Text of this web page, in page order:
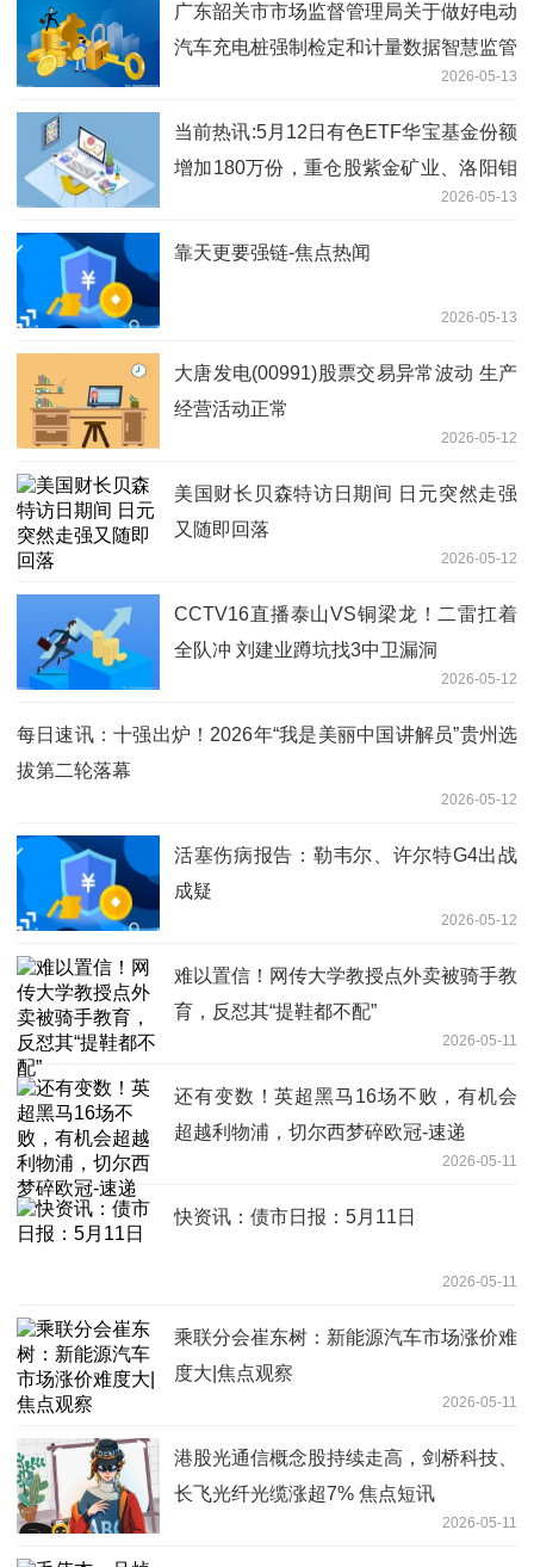
广东韶关市市场监督管理局关于做好电动
汽车充电桩强制检定和计量数据智慧监管
2026-05-13
当前热讯:5月12日有色ETF华宝基金份额
增加180万份，重仓股紫金矿业、洛阳钼
2026-05-13
靠天更要强链-焦点热闻
2026-05-13
大唐发电(00991)股票交易异常波动 生产
经营活动正常
2026-05-12
美国财长贝森特访日期间 日元突然走强
又随即回落
2026-05-12
CCTV16直播泰山VS铜梁龙！二雷扛着
全队冲 刘建业蹲坑找3中卫漏洞
2026-05-12
每日速讯：十强出炉！2026年“我是美丽中国讲解员”贵州选
拔第二轮落幕
2026-05-12
活塞伤病报告：勒韦尔、许尔特G4出战
成疑
2026-05-12
难以置信！网传大学教授点外卖被骑手教
育，反怼其“提鞋都不配”
2026-05-11
还有变数！英超黑马16场不败，有机会
超越利物浦，切尔西梦碎欧冠-速递
2026-05-11
快资讯：债市日报：5月11日
2026-05-11
乘联分会崔东树：新能源汽车市场涨价难
度大|焦点观察
2026-05-11
港股光通信概念股持续走高，剑桥科技、
长飞光纤光缆涨超7% 焦点短讯
2026-05-11